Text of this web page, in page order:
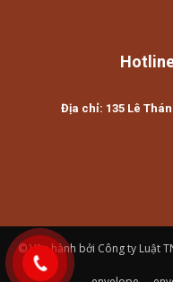
Địa chỉ: 135 Lê
© Vận hành bởi Công ty Luật